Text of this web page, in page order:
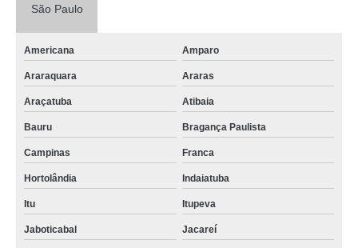
São Paulo
Americana Amparo
Araraquara Araras
Araçatuba Atibaia
Bauru Bragança Paulista
Campinas Franca
Hortolândia Indaiatuba
Itu Itupeva
Jaboticabal Jacareí